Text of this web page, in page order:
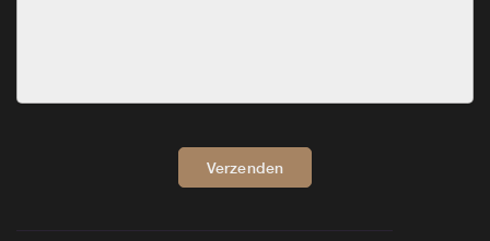
Verzenden